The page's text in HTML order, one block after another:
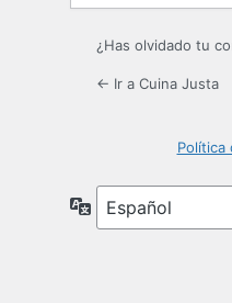
¿Has olvidado tu
← Ir a Cuina Justa
Política
Idioma